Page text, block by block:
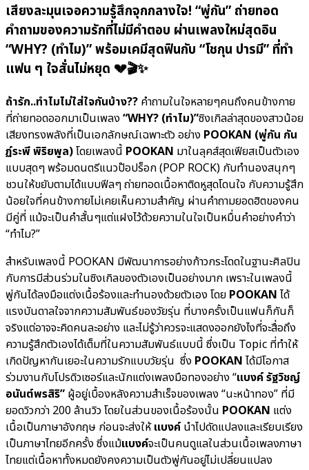
เสียงละมุนเจอความรู้สึกจุกกลางใจ! “พู่กัน” ถ่ายทอด
คำถามของความรักที่ไม่มีคำตอบ ผ่านเพลงใหม่สุดอิน
“WHY? (ทำไม)” พร้อมเคมีสุดฟินกับ “โชกุน ปารมี” ที่ทำ
แฟน ๆ ใจสั่นไม่หยุด 💔🎬✨
ถ้ารัก..ทำไมไม่ใส่ใจกันบ้าง?? คำถามในใจหลายๆคนถึงคนข้างกาย
ที่ถ่ายทอดออกมาเป็นเพลง“WHY? (ทำไม)”ซิงเกิลล่าสุดของสาวน้อย
เสียงทรงพลังที่เป็นเอกลักษณ์เฉพาะตัว อย่าง POOKAN (พู่กัน กัน
ฏ์ระพี พิริยพูล)โดยเพลงนี้ POOKAN มาในลุคส์สุดเฟียสเป็นตัวเอง
แบบสุดๆ พร้อมดนตรีแนวป๊อปร็อก (POP ROCK) กับทำนองสนุกๆ
ชวนให้ขยับตามได้แบบฟีลๆ ถ่ายทอดเนื้อหาติดหูสุดโดนใจ กับความรู้สึก
น้อยใจที่คนข้างกายไม่เคยเห็นความสำคัญ ผ่านคำถามยอดฮิตของคน
มีคู่ที่ แม้จะเป็นคำสั้นๆแต่แฝงไว้ด้วยความในใจเป็นหมื่นคำอย่างคำว่า
“ทำไม?”
สำหรับเพลงนี้ POOKAN มีพัฒนาการอย่างก้าวกระโดดในฐานะศิลปิน
กับการมีส่วนร่วมในซิงเกิลของตัวเองเป็นอย่างมาก เพราะในเพลงนี้
พู่กันได้ลงมือแต่งเนื้อร้องและทำนองด้วยตัวเอง โดย POOKAN ได้
แรงบันดาลใจจากความสัมพันธ์ของวัยรุ่น ที่บางครั้งเป็นแฟนก็กันก็
จริงแต่อาจจะคิดคนละอย่าง และไม่รู้ว่าควรจะแสดงออกยังไงที่จะสื่อถึง
ความรู้สึกตัวเองได้เต็มที่ในความสัมพันธ์แบบนี้ ซึ่งเป็น Topic ที่ทำให้
เกิดปัญหากันเยอะในความรักแบบวัยรุ่น ซึ่ง POOKAN ได้มีโอกาส
ร่วมงานกับโปรดิวเซอร์และนักแต่งเพลงมือทองอย่าง “แบงค์รัฐวิชญ์
อนันต์พรสิริ” ผู้อยู่เบื้องหลังความสำเร็จของเพลง “นะหน้าทอง” ที่มี
ยอดวิวกว่า 200 ล้านวิว โดยในส่วนของเนื้อร้องนั้น POOKAN แต่ง
เนื้อเป็นภาษาอังกฤษ ก่อนจะส่งให้แบงค์ นำไปดัดแปลงและเรียบเรียง
เป็นภาษาไทยอีกครั้ง ซึ่งแม้แบงค์จะเป็นคนดูแลในส่วนเนื้อเพลงภาษา
ไทยแต่เนื้อหาทั้งหมดยังคงความเป็นตัวพู่กันอยู่ไม่เปลี่ยนแปลง